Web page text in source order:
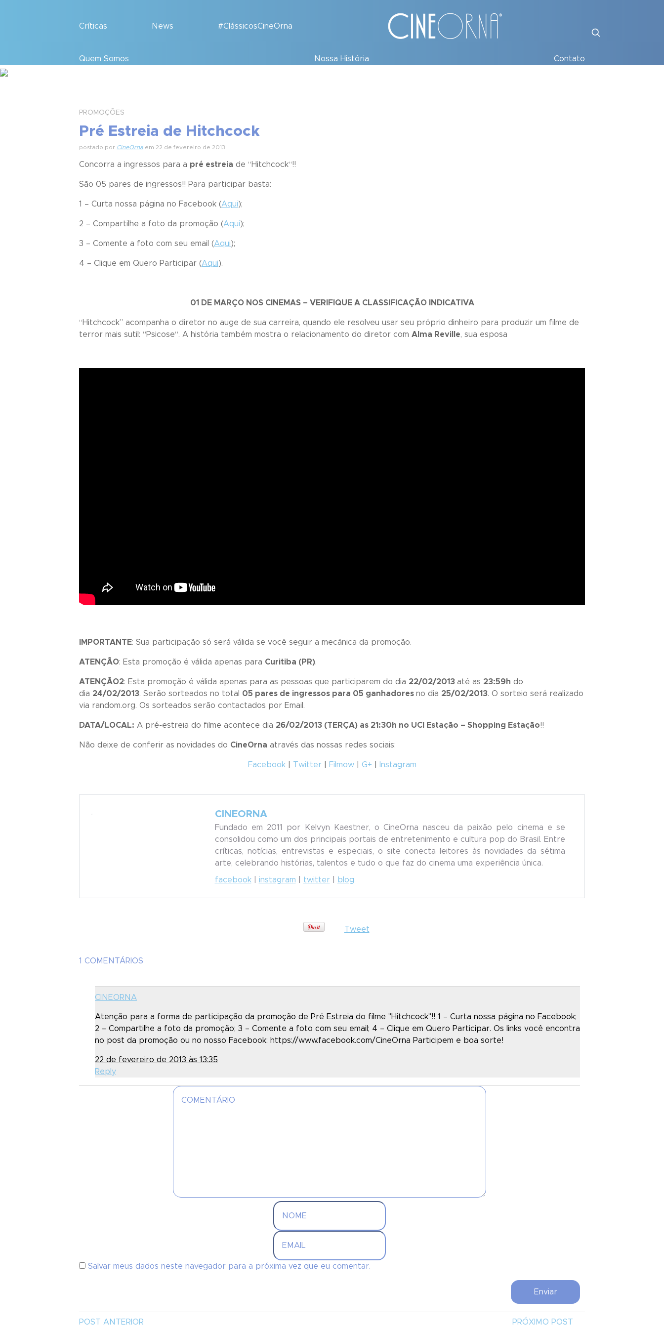
Críticas News #ClássicosCineOrna
Quem Somos Nossa História Contato
PROMOÇÕES
Pré Estreia de Hitchcock
postado por CineOrna em 22 de fevereiro de 2013
Concorra a ingressos para a pré estreia de “Hitchcock“!!
São 05 pares de ingressos!! Para participar basta:
1 – Curta nossa página no Facebook (Aqui);
2 – Compartilhe a foto da promoção (Aqui);
3 – Comente a foto com seu email (Aqui);
4 – Clique em Quero Participar (Aqui).
01 DE MARÇO NOS CINEMAS – VERIFIQUE A CLASSIFICAÇÃO INDICATIVA
“Hitchcock” acompanha o diretor no auge de sua carreira, quando ele resolveu usar seu próprio dinheiro para produzir um filme de
terror mais sutil: “Psicose“. A história também mostra o relacionamento do diretor com Alma Reville, sua esposa
IMPORTANTE: Sua participação só será válida se você seguir a mecânica da promoção.
ATENÇÃO: Esta promoção é válida apenas para Curitiba (PR).
ATENÇÃO2: Esta promoção é válida apenas para as pessoas que participarem do dia 22/02/2013 até as 23:59h do
dia 24/02/2013. Serão sorteados no total 05 pares de ingressos para 05 ganhadores no dia 25/02/2013. O sorteio será realizado
via random.org. Os sorteados serão contactados por Email.
DATA/LOCAL: A pré-estreia do filme acontece dia 26/02/2013 (TERÇA) as 21:30h no UCI Estação – Shopping Estação!!
Não deixe de conferir as novidades do CineOrna através das nossas redes sociais:
Facebook| Twitter| Filmow| G+ Instagram
CINEORNA
Fundado em 2011 por Kelvyn Kaestner, o CineOrna nasceu da paixão pelo cinema e se
consolidou como um dos principais portais de entretenimento e cultura pop do Brasil. Entre
críticas, notícias, entrevistas e especiais, o site conecta leitores às novidades da sétima
arte, celebrando histórias, talentos e tudo o que faz do cinema uma experiência única.
facebook| instagram twitter| blog
Tweet
1 COMENTÁRIOS
CINEORNA
Atenção para a forma de participação da promoção de Pré Estreia do filme "Hitchcock"!! 1 – Curta nossa página no Facebook;
2 – Compartilhe a foto da promoção; 3 – Comente a foto com seu email; 4 – Clique em Quero Participar. Os links você encontra
no post da promoção ou no nosso Facebook: https://www.facebook.com/CineOrna Participem e boa sorte!
22 de fevereiro de 2013 às 13:35
Reply
Salvar meus dados neste navegador para a próxima vez que eu comentar.
POST ANTERIOR PRÓXIMO POST